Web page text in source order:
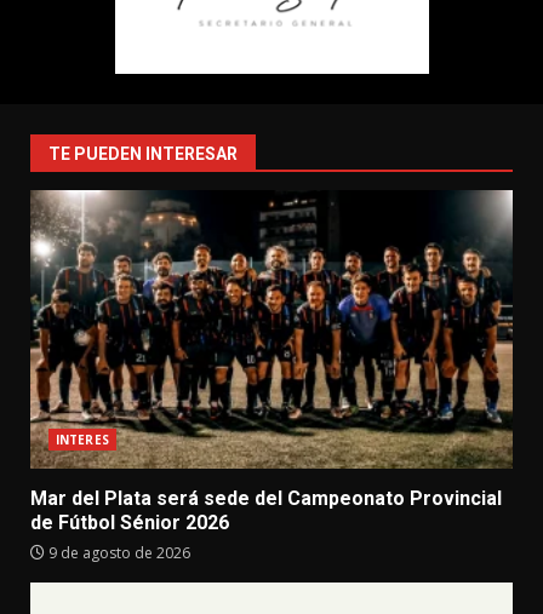
TE PUEDEN INTERESAR
INTERES
Mar del Plata será sede del Campeonato Provincial
de Fútbol Sénior 2026
9 de agosto de 2026